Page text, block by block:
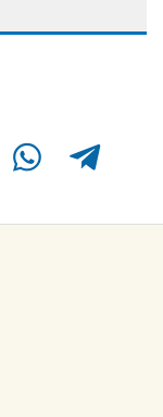
Compartir en Whatsapp Compartir en Telegram